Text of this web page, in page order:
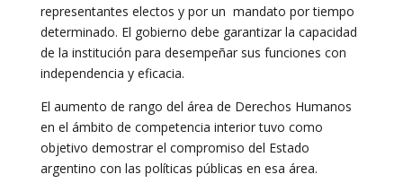
representantes electos y por un mandato por tiempo
determinado. El gobierno debe garantizar la capacidad
de la institución para desempeñar sus funciones con
independencia y eficacia.
El aumento de rango del área de Derechos Humanos
en el ámbito de competencia interior tuvo como
objetivo demostrar el compromiso del Estado
argentino con las políticas públicas en esa área.